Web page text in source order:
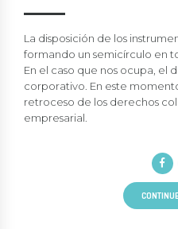
La disposición de los
formando un semicírculo en
En el caso que nos ocupa, el
corporativo. En este
retroceso de los derechos
empresarial.